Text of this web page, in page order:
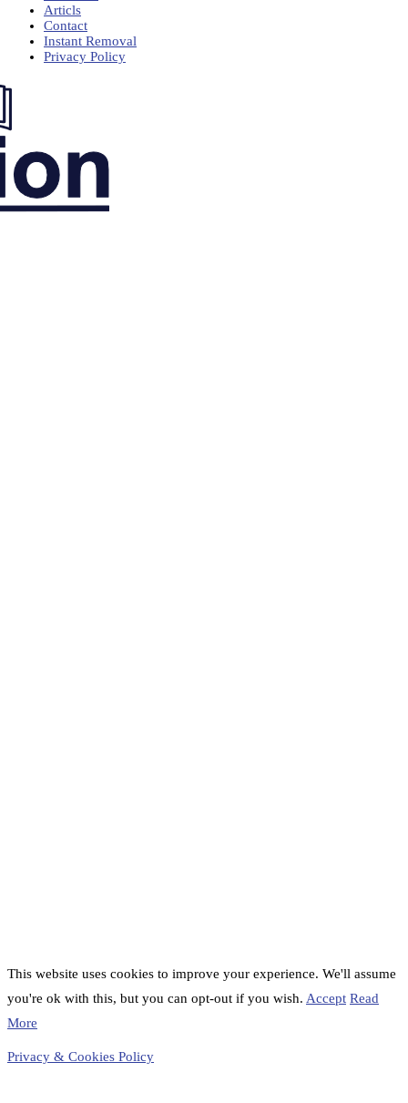
Articls
Contact
Instant Removal
Privacy Policy
This website uses cookies to improve your experience. We'll assume
you're ok with this, but you can opt-out if you wish. Accept Read
More
Privacy & Cookies Policy